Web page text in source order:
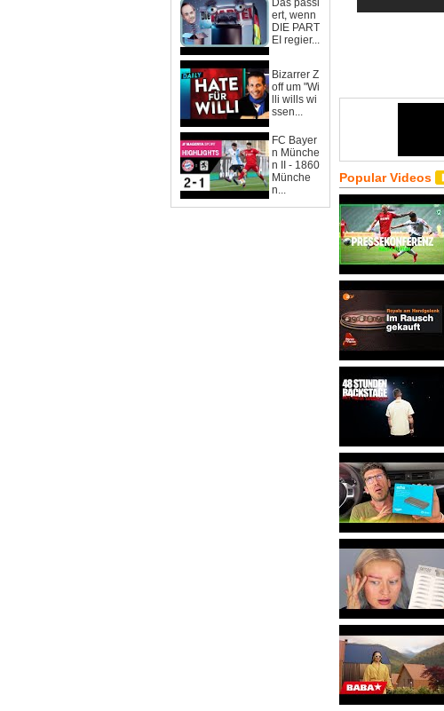
Das passi
ert, wenn
DIE PART
EI regier...
Bizarrer Z
off um "Wi
lli wills wi
ssen...
FC Bayer
n Münche
n II - 1860
Münche
n...
Popular Videos